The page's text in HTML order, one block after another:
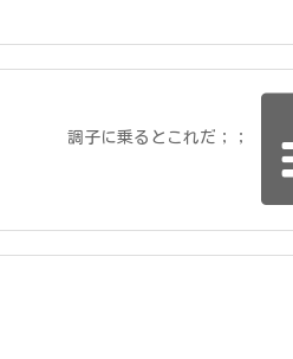
調子に乗るとこれだ；；